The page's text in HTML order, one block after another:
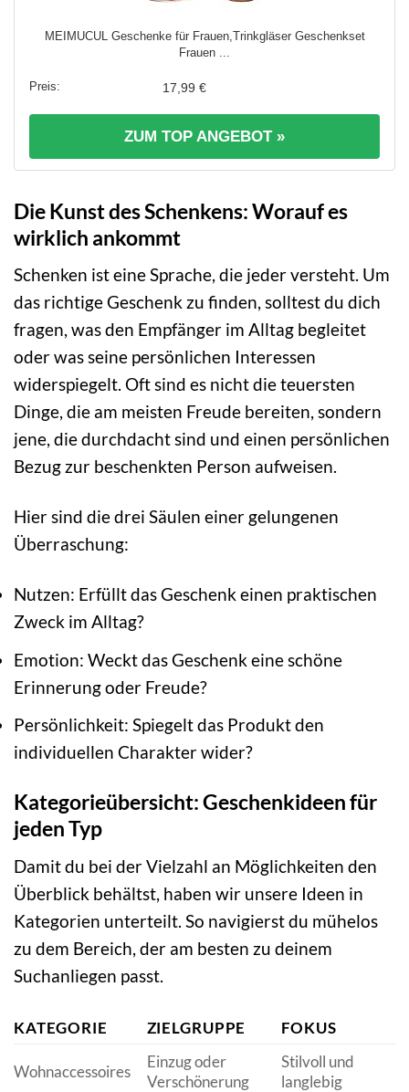
MEIMUCUL Geschenke für Frauen,Trinkgläser Geschenkset
Frauen ...
17,99 €
ZUM TOP ANGEBOT »
Die Kunst des Schenkens: Worauf es
wirklich ankommt
Schenken ist eine Sprache, die jeder versteht. Um
das richtige Geschenk zu finden, solltest du dich
fragen, was den Empfänger im Alltag begleitet
oder was seine persönlichen Interessen
widerspiegelt. Oft sind es nicht die teuersten
Dinge, die am meisten Freude bereiten, sondern
jene, die durchdacht sind und einen persönlichen
Bezug zur beschenkten Person aufweisen.
Hier sind die drei Säulen einer gelungenen
Überraschung:
Nutzen: Erfüllt das Geschenk einen praktischen
Zweck im Alltag?
Emotion: Weckt das Geschenk eine schöne
Erinnerung oder Freude?
Persönlichkeit: Spiegelt das Produkt den
individuellen Charakter wider?
Kategorieübersicht: Geschenkideen für
jeden Typ
Damit du bei der Vielzahl an Möglichkeiten den
Überblick behältst, haben wir unsere Ideen in
Kategorien unterteilt. So navigierst du mühelos
zu dem Bereich, der am besten zu deinem
Suchanliegen passt.
KATEGORIE ZIELGRUPPE FOKUS
Wohnaccessoires
Einzug oder
Verschönerung
Stilvoll und
langlebig